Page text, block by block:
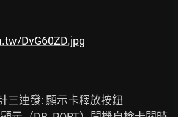
DvG60ZD.jpg
三連發: 顯示卡釋放按鈕